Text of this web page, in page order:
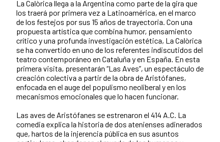
La Calòrica llega a la Argentina como parte de la gira que
los traerá por primera vez a Latinoamérica, en el marco
de los festejos por sus 15 años de trayectoria. Con una
propuesta artística que combina humor, pensamiento
crítico y una profunda investigación estética, La Calòrica
se ha convertido en uno de los referentes indiscutidos del
teatro contemporáneo en Cataluña y en España. En esta
primera visita, presentarán “Las Aves”, un espectáculo de
creación colectiva a partir de la obra de Aristófanes,
enfocada en el auge del populismo neoliberal y en los
mecanismos emocionales que lo hacen funcionar.
Las aves de Aristófanes se estrenaron el 414 A.C. La
comedia explica la historia de dos atenienses adinerados
que, hartos de la injerencia pública en sus asuntos